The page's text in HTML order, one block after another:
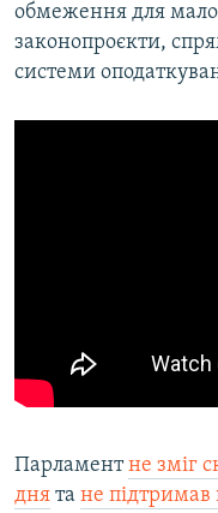
обмеження для
законопроєкти,
системи
Парламентне зміг
дня та не підтримав